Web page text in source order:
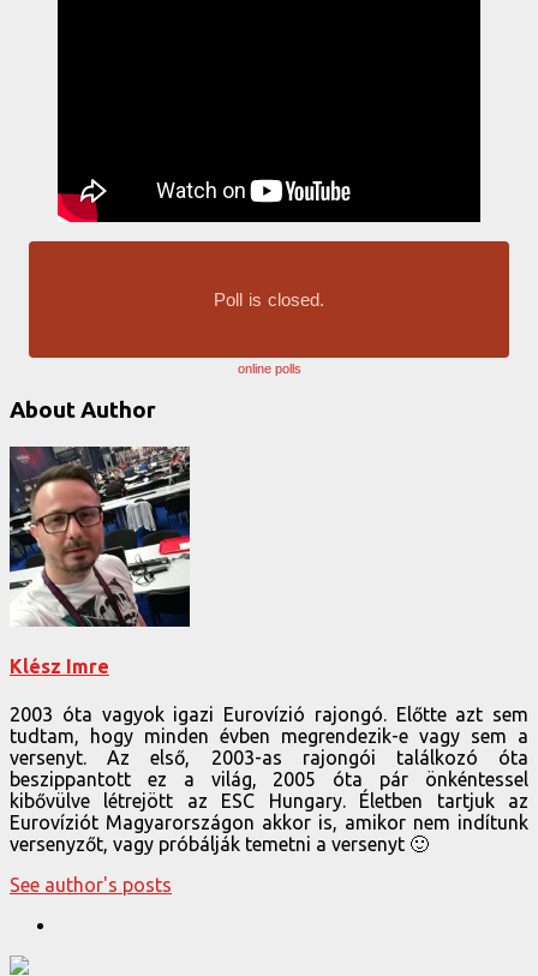
online polls
About Author
Klész Imre
2003 óta vagyok igazi Eurovízió rajongó. Előtte azt sem
tudtam, hogy minden évben megrendezik-e vagy sem a
versenyt. Az első, 2003-as rajongói találkozó óta
beszippantott ez a világ, 2005 óta pár önkéntessel
kibővülve létrejött az ESC Hungary. Életben tartjuk az
Eurovíziót Magyarországon akkor is, amikor nem indítunk
versenyzőt, vagy próbálják temetni a versenyt 🙂
See author's posts